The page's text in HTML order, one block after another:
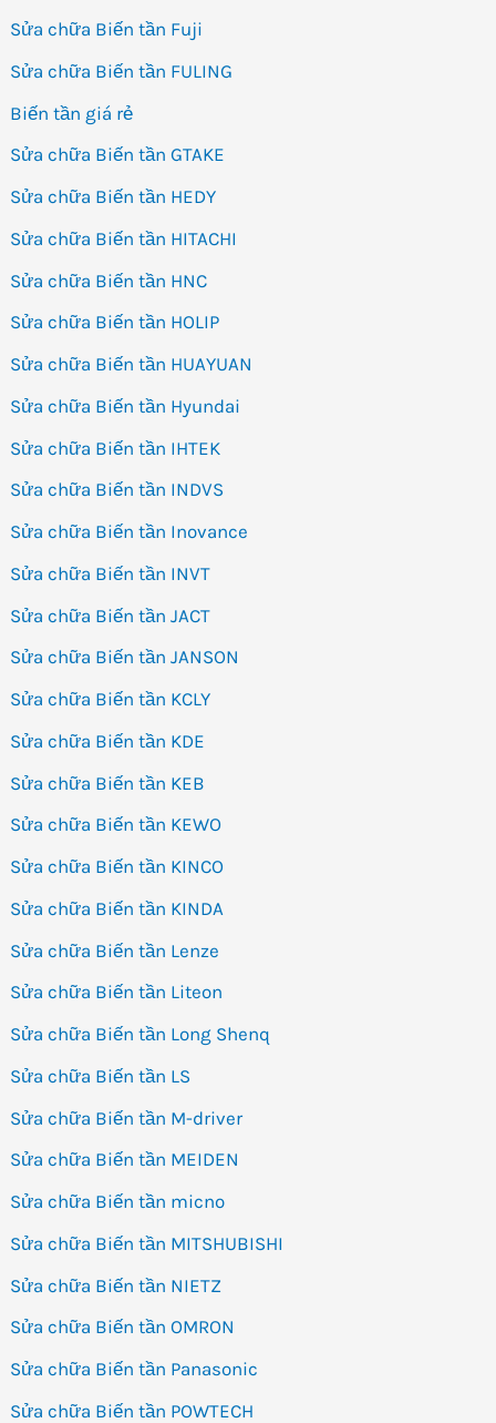
Sửa chữa Biến tần Fuji
Sửa chữa Biến tần FULING
Biến tần giá rẻ
Sửa chữa Biến tần GTAKE
Sửa chữa Biến tần HEDY
Sửa chữa Biến tần HITACHI
Sửa chữa Biến tần HNC
Sửa chữa Biến tần HOLIP
Sửa chữa Biến tần HUAYUAN
Sửa chữa Biến tần Hyundai
Sửa chữa Biến tần IHTEK
Sửa chữa Biến tần INDVS
Sửa chữa Biến tần Inovance
Sửa chữa Biến tần INVT
Sửa chữa Biến tần JACT
Sửa chữa Biến tần JANSON
Sửa chữa Biến tần KCLY
Sửa chữa Biến tần KDE
Sửa chữa Biến tần KEB
Sửa chữa Biến tần KEWO
Sửa chữa Biến tần KINCO
Sửa chữa Biến tần KINDA
Sửa chữa Biến tần Lenze
Sửa chữa Biến tần Liteon
Sửa chữa Biến tần Long Shenq
Sửa chữa Biến tần LS
Sửa chữa Biến tần M-driver
Sửa chữa Biến tần MEIDEN
Sửa chữa Biến tần micno
Sửa chữa Biến tần MITSHUBISHI
Sửa chữa Biến tần NIETZ
Sửa chữa Biến tần OMRON
Sửa chữa Biến tần Panasonic
Sửa chữa Biến tần POWTECH